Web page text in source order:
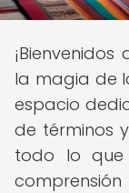
¡Bienvenidos
la magia de
espacio
de términos
todo lo que